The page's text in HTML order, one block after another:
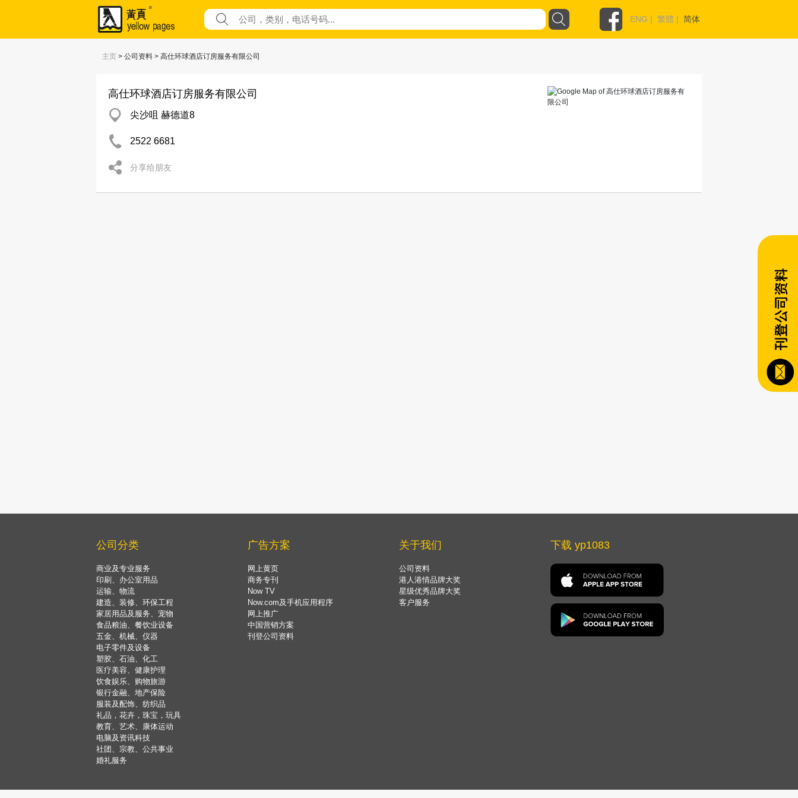
ENG | 繁體 | 简体
主页 > 公司资料 > 高仕环球酒店订房服务有限公司
高仕环球酒店订房服务有限公司
尖沙咀 赫德道8
2522 6681
分享给朋友
公司分类
商业及专业服务
印刷、办公室用品
运输、物流
建造、装修、环保工程
家居用品及服务、宠物
食品粮油、餐饮业设备
五金、机械、仪器
电子零件及设备
塑胶、石油、化工
医疗美容、健康护理
饮食娱乐、购物旅游
银行金融、地产保险
服装及配饰、纺织品
礼品，花卉，珠宝，玩具
教育、艺术、康体运动
电脑及资讯科技
社团、宗教、公共事业
婚礼服务
广告方案
网上黄页
商务专刊
Now TV
Now.com及手机应用程序
网上推广
中国营销方案
刊登公司资料
关于我们
公司资料
港人港情品牌大奖
星级优秀品牌大奖
客户服务
下载 yp1083